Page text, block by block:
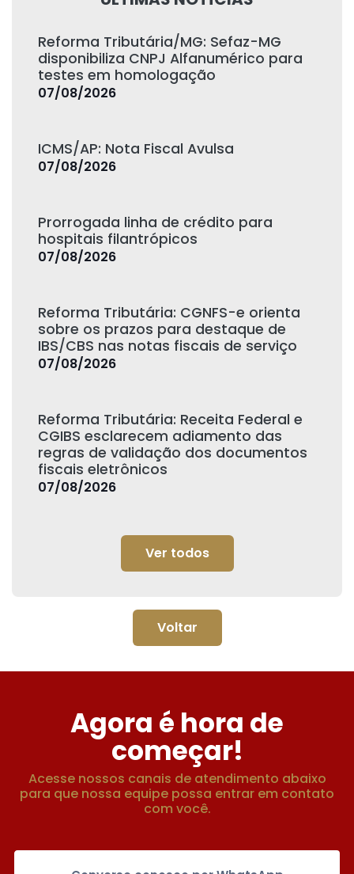
Reforma Tributária/MG: Sefaz-MG
disponibiliza CNPJ Alfanumérico para
testes em homologação
07/08/2026
ICMS/AP: Nota Fiscal Avulsa
07/08/2026
Prorrogada linha de crédito para
hospitais filantrópicos
07/08/2026
Reforma Tributária: CGNFS-e orienta
sobre os prazos para destaque de
IBS/CBS nas notas fiscais de serviço
07/08/2026
Reforma Tributária: Receita Federal e
CGIBS esclarecem adiamento das
regras de validação dos documentos
fiscais eletrônicos
07/08/2026
Ver todos
Voltar
Agora é hora de
começar!
Acesse nossos canais de atendimento abaixo
para que nossa equipe possa entrar em contato
com você.